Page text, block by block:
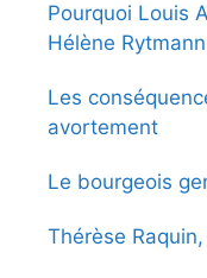
Pourquoi Louis
Hélène
Les
avortement
Le bourgeois
Thérèse